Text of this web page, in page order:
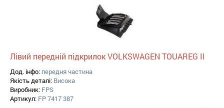
Лівий передній підкрилок VOLKSWAGEN TOUAREG II
Дод. інфо: передня частина
Якість деталі: Висока
Виробник: FPS
Артикул: FP 7417 387